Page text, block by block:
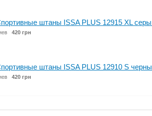
штаны ISSA PLUS 12915 XL
420 грн
штаны ISSA PLUS 12910 S
420 грн